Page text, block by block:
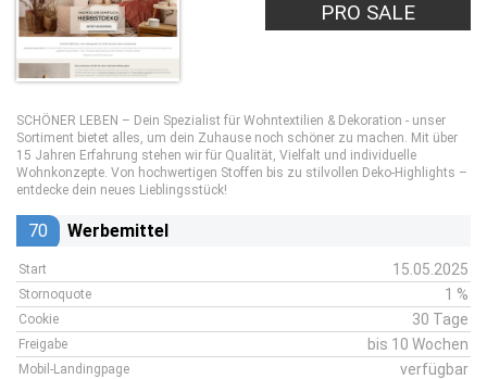
PRO SALE
SCHÖNER LEBEN – Dein Spezialist für Wohntextilien & Dekoration - unser
Sortiment bietet alles, um dein Zuhause noch schöner zu machen. Mit über
15 Jahren Erfahrung stehen wir für Qualität, Vielfalt und individuelle
Wohnkonzepte. Von hochwertigen Stoffen bis zu stilvollen Deko-Highlights –
entdecke dein neues Lieblingsstück!
70 Werbemittel
Start 15.05.2025
Stornoquote 1 %
Cookie 30 Tage
Freigabe bis 10 Wochen
Mobil-Landingpage verfügbar